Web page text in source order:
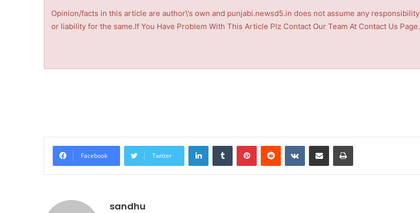
Opinion/facts in this article are author\'s own and punjabi.newsd5.in does not assume any responsibility
or liability for the same.If You Have Problem With This Article Plz Contact Our Team At Contact Us Page.
Facebook Twitter
sandhu